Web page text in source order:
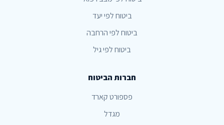
ביטוח לפי יעד
ביטוח לפי הרחבה
ביטוח לפי גיל
חברות הביטוח
פספורט קארד
מגדל